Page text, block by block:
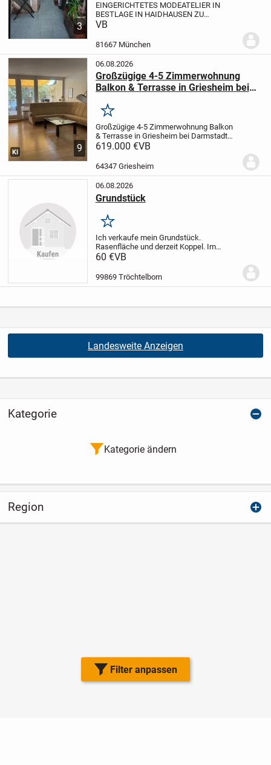
Filter anpassen
3
EINGERICHTETES MODEATELIER IN
BESTLAGE IN HAIDHAUSEN ZU
VERKAUFEN
DesignKUNDSCHAFT
VB
81667 München
9
KI
06.08.2026
Großzügige 4-5 Zimmerwohnung
Balkon & Terrasse in Griesheim bei
Merken
Großzügige 4-5 Zimmerwohnung Balkon
& Terrasse in Griesheim bei Darmstadt
von privat zu
angebotenen Objekt handelt es sich um
619.000 €VB
64347 Griesheim
06.08.2026
Grundstück
Merken
Ich verkaufe mein Grundstück.
Rasenfläche und derzeit Koppel. Im
deklarierten Flächennutzungsplan der VG
so dass es zukünftig bebaut werden
kann. Nach Rücksprache...
60 €VB
99869 Tröchtelborn
Landesweite Anzeigen
Kategorie
Kategorie ändern
Region